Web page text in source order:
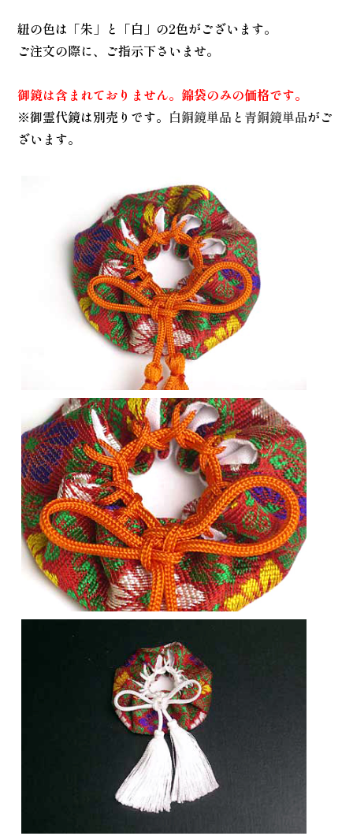
紐の色は「朱」と「白」の2色がございます。
ご注文の際に、ご指示下さいませ。
御鏡は含まれておりません。錦袋のみの価格です。
※御霊代鏡は別売りです。 白銅鏡単品 と 青銅鏡単品がご
ざいます。